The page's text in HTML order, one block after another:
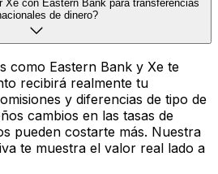
Xe con Eastern Bank para transferencias
de dinero?
como Eastern Bank y Xe te
recibirá realmente tu
y diferencias de tipo de
cambios en las tasas de
pueden costarte más. Nuestra
te muestra el valor real lado a